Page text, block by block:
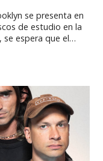
se presenta en
de estudio en la
se espera que el
Reyes En una